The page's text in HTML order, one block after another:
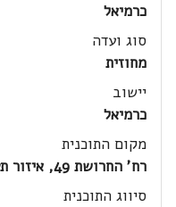
כרמיאל
סוג ועדה
מחוזית
יישוב
כרמיאל
מקום התוכנית
רח' החרושת 49, איזור תעשייה כרמיאל
סיווג התוכנית